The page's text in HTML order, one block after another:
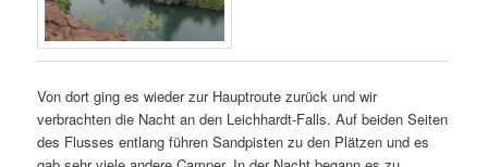
Von dort ging es wieder zur Hauptroute zurück und wir
verbrachten die Nacht an den Leichhardt-Falls. Auf beiden Seiten
des Flusses entlang führen Sandpisten zu den Plätzen und es